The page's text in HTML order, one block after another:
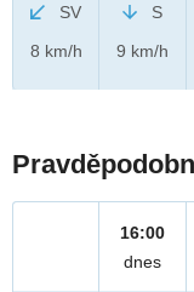
SV
8 km/h
S
9 km/h
16:00
dnes